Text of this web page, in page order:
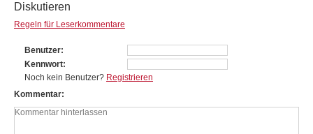
Diskutieren
Regeln für Leserkommentare
Benutzer
Kennwort
Noch kein Benutzer? Registrieren
Kommentar